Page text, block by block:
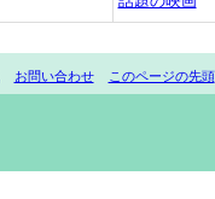
お問い合わせ このページの先頭